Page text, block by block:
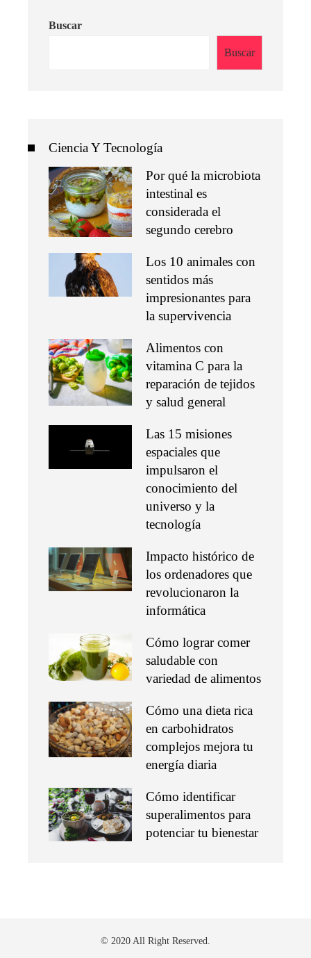
Buscar
Buscar
Ciencia Y Tecnología
Por qué la microbiota
intestinal es
considerada el
segundo cerebro
Los 10 animales con
sentidos más
impresionantes para
la supervivencia
Alimentos con
vitamina C para la
reparación de tejidos
y salud general
Las 15 misiones
espaciales que
impulsaron el
conocimiento del
universo y la
tecnología
Impacto histórico de
los ordenadores que
revolucionaron la
informática
Cómo lograr comer
saludable con
variedad de alimentos
Cómo una dieta rica
en carbohidratos
complejos mejora tu
energía diaria
Cómo identificar
superalimentos para
potenciar tu bienestar
© 2020 All Right Reserved.